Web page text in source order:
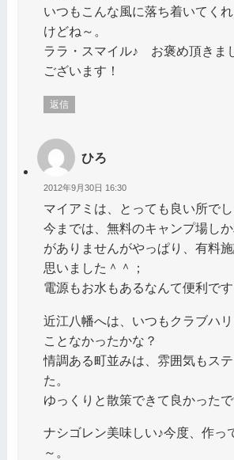
いつもこんな風に落ち着いてく
けどね～。
ララ・スマイル♪ お褒め頂きま
ございます！
返信
ひろ
2012年9月30日 16:30
マイアミは、とっても良い所でし
今までは、無料のキャンプ場し
がありませんがやっぱり、有料
思いました＾＾；
電源もお水もあるなんて便利です
近江八幡へは、いつもクラブハ
ことなかったかな？
情調ある町並みは、雰囲気もステ
た。
ゆっくりと散策できて良かったで
ナシゴレン美味しい♪今度、作っ
～。